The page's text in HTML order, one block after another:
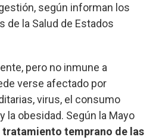
según informan los
de la Salud de Estados
pero no inmune a
verse afectado por
virus, el consumo
la obesidad. Según la Mayo
tratamiento temprano de las